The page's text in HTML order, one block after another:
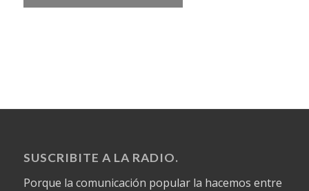
SUSCRIBITE A LA RADIO.
Porque la comunicación popular la hacemos entre